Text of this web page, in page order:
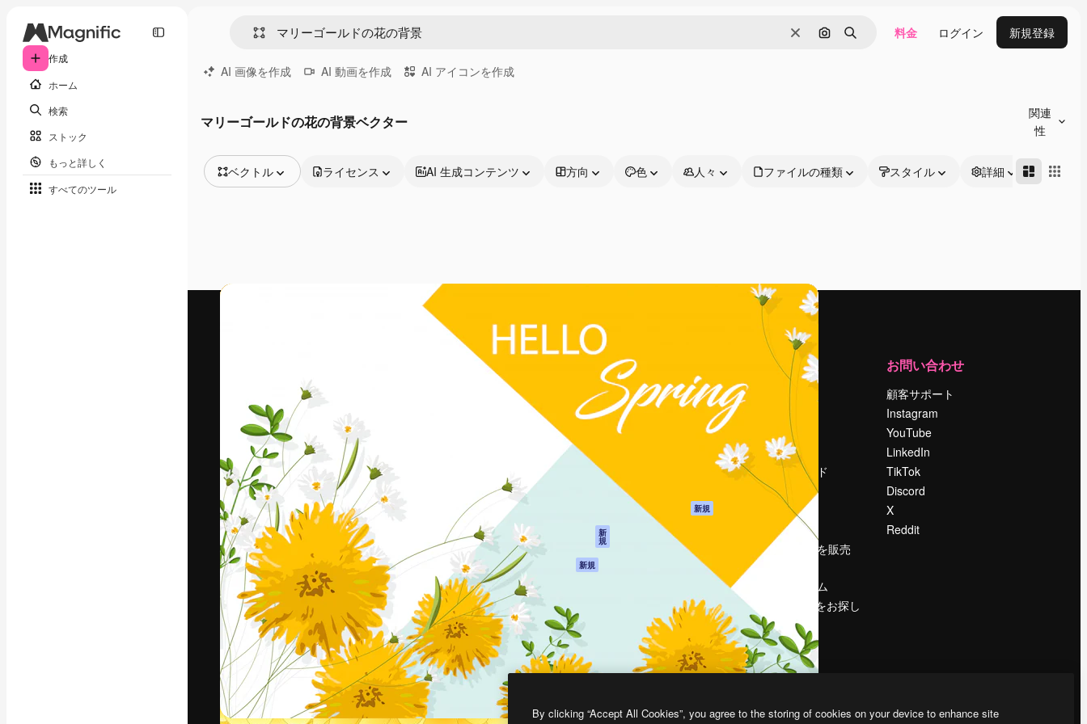
作成
ホーム
検索
ストック
もっと詳しく
すべてのツール
消去 画像で検索
検索 料金 ログイン 新規登録
AI 画像を作成 AI 動画を作成 AI アイコンを作成
マリーゴールドの花の背景ベクター
関連
性
ベクトル
動画
ライセンス AI 生成コンテンツ 方向 色 人々 ファイルの種類 スタイル 詳細
最高のクリエイティブ制作を導くためのプラ
ットフォーム。クリエイター、企業、代理
店、スタジオを含む100万人以上が利用して
います。
Spaces
AI アシスタント
AI 画像生成ツール
AI 動画生成ツール
AI 音声合成ツール
ストックコンテン
ツ
Claude/ChatGPT
向けMCP
新
規
エージェント 新規
API
モバイルアプリ
すべてのMagnificツ
ール
はじめに
Academy
ドキュメント
プライバシーポリ
オリジナル
新規
クッキーポリシー
トラストセンター
アフィリエイト
運営
Reviews
採用情報
検索トレンド
ブログ
イベント
Slidesgo
コンテンツを販売
プレスルーム
magnific.aiをお探し
ですか？
お問い合わせ
顧客サポート
Instagram
YouTube
LinkedIn
TikTok
Discord
X
Reddit
Copyright © 2010-2026Freepik Company S.L.U. 無断複写・転載を禁じます
By clicking “Accept All Cookies”, you agree to the storing of cookies on your device to enhance site